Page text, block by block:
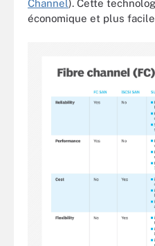
Channel). Cette
économique et plus